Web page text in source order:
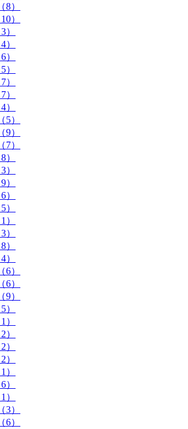
8）
）
）
）
）
）
）
）
）
5）
9）
7）
）
）
）
）
）
）
）
）
）
6）
6）
9）
）
）
）
）
）
）
）
）
3）
6）